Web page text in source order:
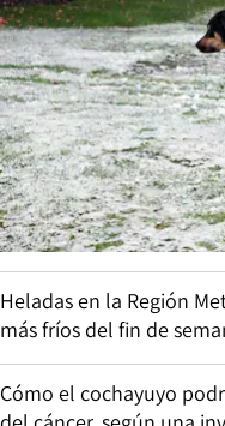
Heladas en la Región
más fríos del fin de
Cómo el cochayuyo